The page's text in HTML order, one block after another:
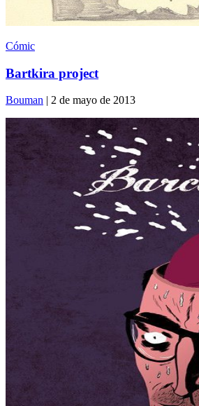
Cómic
Bartkira project
Bouman | 2 de mayo de 2013